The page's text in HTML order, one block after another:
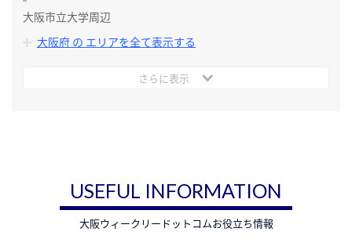
大阪市立大学周辺
大阪府 の エリアを全て表示する
さらに表示
USEFUL INFORMATION
大阪ウィークリードットコムお役立ち情報